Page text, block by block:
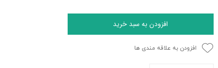
افزودن به سبد خرید
افزودن به علاقه مندی ها